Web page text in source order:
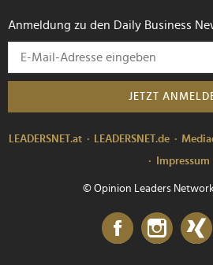
Anmeldung zu den Daily Business
JETZT
LEADERSNET.at LEADERSNET.de
Impressum
© Opinion Leaders